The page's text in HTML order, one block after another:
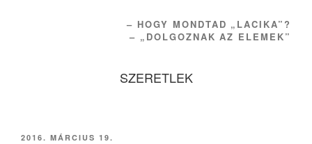
– HOGY MONDTAD „LACIKA”?
– „DOLGOZNAK AZ ELEMEK”
SZERETLEK
BEKÜLDVE:
2016. MÁRCIUS 19.